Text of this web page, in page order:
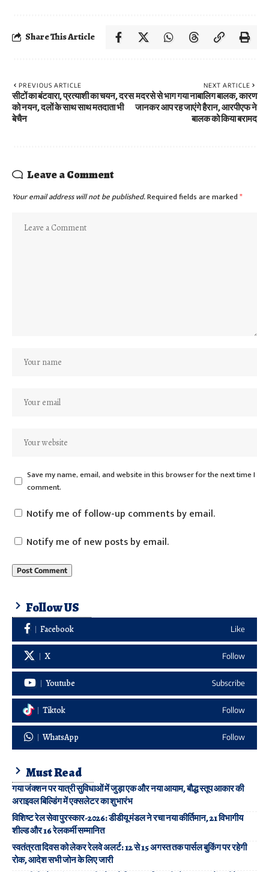
Share This Article
PREVIOUS ARTICLE
सीटों का बंटवारा, प्रत्याशी का चयन, दरस
को नयन, दलों के साथ साथ मतदाता भी
बेचैन
NEXT ARTICLE
मदरसे से भाग गया नाबालिग बालक, कारण
जानकर आप रह जाएंगे हैरान, आरपीएफ ने
बालक को किया बरामद
Leave a Comment
Your email address will not be published.Required fields are marked*
Save my name, email, and website in this browser for the next time I
comment.
Notify me of follow-up comments by email.
Notify me of new posts by email.
Follow US
Facebook Like
X Follow
Youtube Subscribe
Tiktok Follow
WhatsApp Follow
Must Read
गया जंक्शन पर यात्री सुविधाओं में जुड़ा एक और नया आयाम, बौद्ध स्तूप आकार की
अराइवल बिल्डिंग में एक्सलेटर का शुभारंभ
विशिष्ट रेल सेवा पुरस्कार-2026: डीडीयू मंडल ने रचा नया कीर्तिमान, 21 विभागीय
शील्ड और 16 रेलकर्मी सम्मानित
स्वतंत्रता दिवस को लेकर रेलवे अलर्ट: 12 से 15 अगस्त तक पार्सल बुकिंग पर रहेगी
रोक, आदेश सभी जोन के लिए जारी